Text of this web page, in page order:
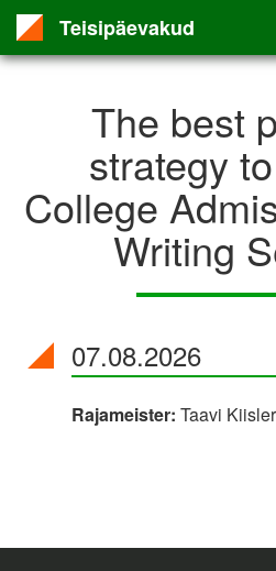
Teisipäevakud
The best
strategy
College
Writing
07.08.2026
Rajameister: Taavi Kiisler